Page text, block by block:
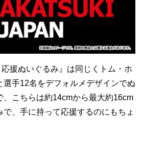
応援ぬいぐるみ』は同じくトム・ホ
選手12名をデフォルメデザインでぬ
、こちらは約14cmから最大約16cm
、手に持って応援するのにもちょ